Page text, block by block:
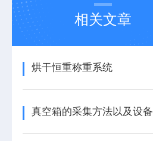
相关文章
烘干恒重称重系统
真空箱的采集方法以及设备